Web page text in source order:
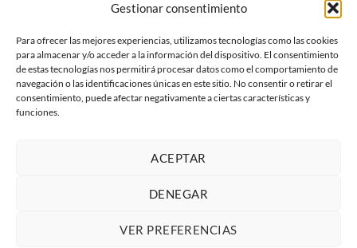
Gestionar consentimiento
Para ofrecer las mejores experiencias, utilizamos tecnologías como las cookies
para almacenar y/o acceder a la información del dispositivo. El consentimiento
de estas tecnologías nos permitirá procesar datos como el comportamiento de
navegación o las identificaciones únicas en este sitio. No consentir o retirar el
consentimiento, puede afectar negativamente a ciertas características y
funciones.
ACEPTAR
DENEGAR
VER PREFERENCIAS
INFORMACIÓ LEGAL
Avís Legal